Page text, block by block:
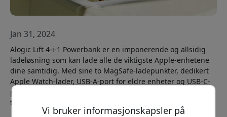
Jan 31, 2024
Alogic Lift 4-i-1 Powerbank er en imponerende og allsidig
ladeløsning som kan lade alle de viktigste Apple-enhetene
dine samtidig. Med sine to MagSafe-ladepunkter, dedikert
Apple Watch-lader, USB-A-port for eldre enheter og USB-C-
port for moderne dingser, har denne powerbanken det du
trenger uansett hva du skal lade.
Vi bruker informasjonskapsler på